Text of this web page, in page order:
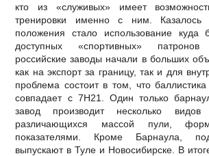
кто из «служивых» имеет
тренировки именно с ним.
положения стало использование
доступных «спортивных»
российские заводы начали в больших
как на экспорт за границу, так и для
проблема состоит в том, что
совпадает с 7H21. Один только
завод производит несколько видов
различающихся массой пули,
показателями. Кроме Барнаула,
выпускают в Туле и Новосибирске. В